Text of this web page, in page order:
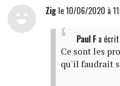
Zigle 10/06/2020 à
Paul Fa écrit
Ce sont les
qu'il faudrait